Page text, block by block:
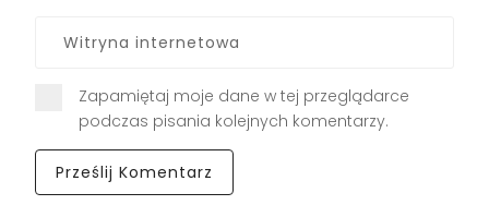
Zapamiętaj moje dane w tej przeglądarce
podczas pisania kolejnych komentarzy.